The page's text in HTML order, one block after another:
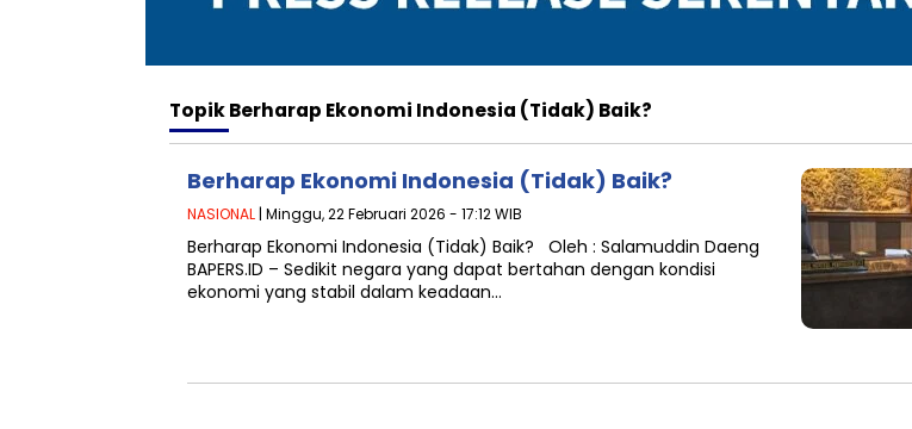
TopikBerharap Ekonomi Indonesia (Tidak) Baik?
Berharap Ekonomi Indonesia (Tidak) Baik?
NASIONAL | Minggu, 22 Februari 2026 - 17:12 WIB
Berharap Ekonomi Indonesia (Tidak) Baik? Oleh : Salamuddin Daeng
BAPERS.ID – Sedikit negara yang dapat bertahan dengan kondisi
ekonomi yang stabil dalam keadaan…